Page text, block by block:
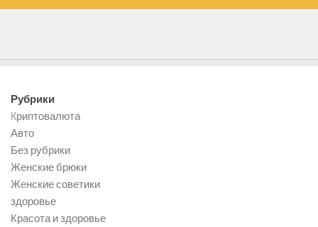
Рубрики
Kриптовалюта
Авто
Без рубрики
Женские брюки
Женские советики
здоровье
Красота и здоровье